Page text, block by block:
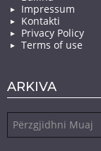
Impressum
Kontakti
Privacy Policy
Terms of use
ARKIVA